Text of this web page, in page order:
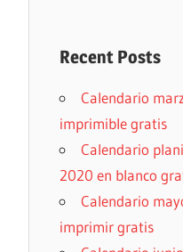
Recent Posts
Calendario
imprimible gratis
Calendario
2020 en blanco
Calendario
imprimir gratis